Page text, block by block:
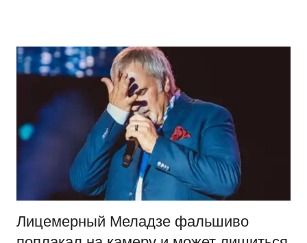
содержимому
сайт
на
Лицемерный Меладзе фальшиво